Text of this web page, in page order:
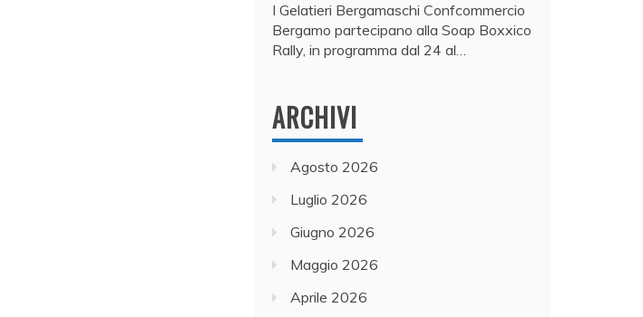
I Gelatieri Bergamaschi Confcommercio
Bergamo partecipano alla Soap Boxxico
Rally, in programma dal 24 al…
ARCHIVI
Agosto 2026
Luglio 2026
Giugno 2026
Maggio 2026
Aprile 2026